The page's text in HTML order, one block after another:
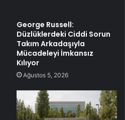
George Russell:
Düzlüklerdeki Ciddi Sorun
Takım Arkadaşıyla
Mücadeleyi İmkansız
Kılıyor
Ağustos 5, 2026